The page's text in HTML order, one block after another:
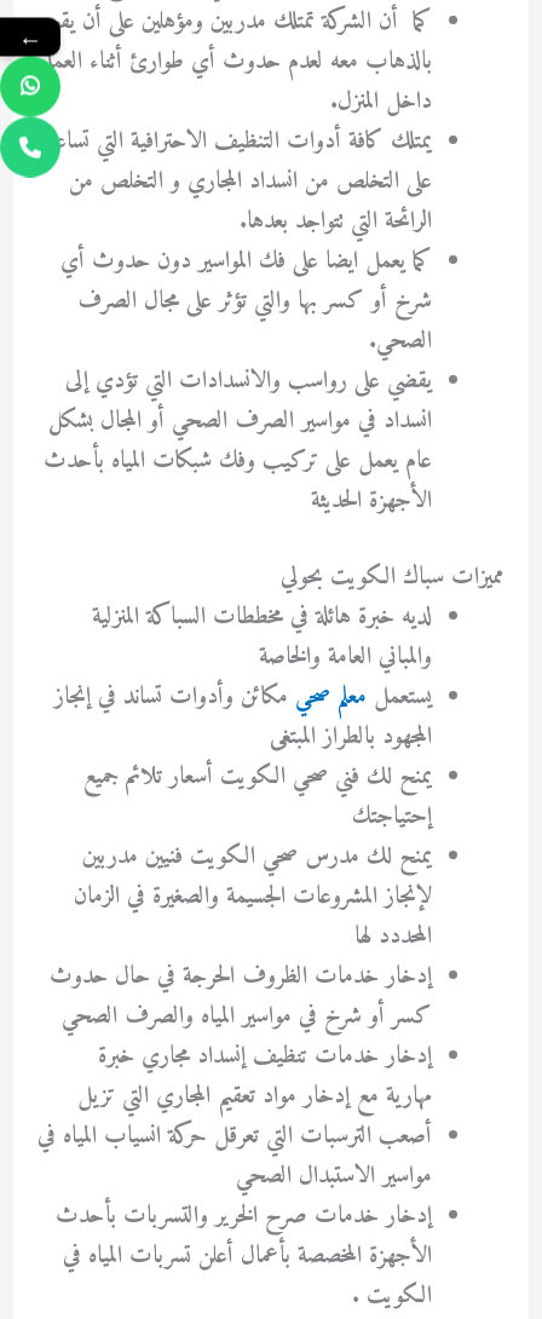
كما أن الشركة تمتلك مدربين ومؤهلين على أن يقوم
بالذهاب معه لعدم حدوث أي طوارئ أثناء العمل
داخل المنزل.
يمتلك كافة أدوات التنظيف الاحترافية التي تساعد
على التخلص من انسداد المجاري و التخلص من
الرائحة التي تتواجد بعدها.
كما يعمل ايضا على فك المواسير دون حدوث أي
شرخ أو كسر بها والتي تؤثر على مجال الصرف
الصحي.
يقضي على رواسب والانسدادات التي تؤدي إلى
انسداد في مواسير الصرف الصحي أو المجال بشكل
عام يعمل على تركيب وفك شبكات المياه بأحدث
الأجهزة الحديثة
مميزات سباك الكويت بحولي
لديه خبرة هائلة في مخططات السباكة المنزلية
والمباني العامة والخاصة
يستعمل معلم صحي مكائن وأدوات تساند في إنجاز
المجهود بالطراز المبتغى
يمنح لك فني صحي الكويت أسعار تلائم جميع
إحتياجتك
يمنح لك مدرس صحي الكويت فنيين مدربين
لإنجاز المشروعات الجسيمة والصغيرة في الزمان
المحددد لها
إدخار خدمات الظروف الحرجة في حال حدوث
كسر أو شرخ في مواسير المياه والصرف الصحي
إدخار خدمات تنظيف إنسداد مجاري خبرة
مهارية مع إدخار مواد تعقيم المجاري التي تزيل
أصعب الترسبات التي تعرقل حركة انسياب المياه في
مواسير الاستبدال الصحي
إدخار خدمات صرح الخرير والتسربات بأحدث
الأجهزة المخصصة بأعمال أعلن تسربات المياه في
الكويت .
←